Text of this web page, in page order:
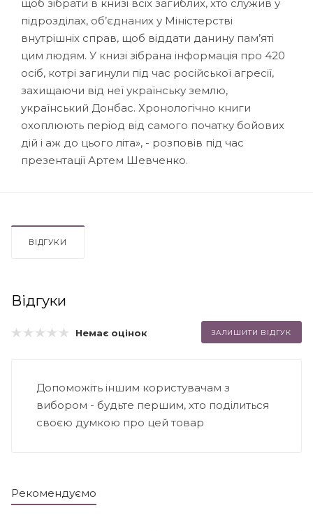
щоб зібрати в книзі всіх загиблих, хто служив у
підрозділах, об’єднаних у Міністерстві
внутрішніх справ, щоб віддати данину пам’яті
цим людям. У книзі зібрана інформація про 420
осіб, котрі загинули під час російської агресії,
захищаючи від неї українську землю,
український Донбас. Хронологічно книги
охоплюють період від самого початку бойових
дій і аж до цього літа», - розповів під час
презентації Артем Шевченко.
ВІДГУКИ
Відгуки
Немає оцінок ЗАЛИШИТИ ВІДГУК
Допоможіть іншим користувачам з
вибором - будьте першим, хто поділиться
своєю думкою про цей товар
Рекомендуємо